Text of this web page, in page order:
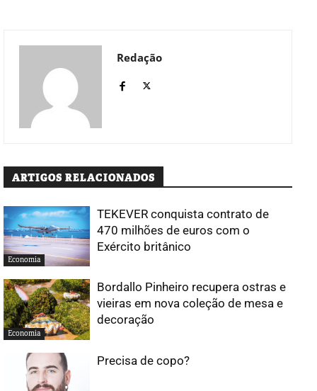
Redação
ARTIGOS RELACIONADOS
Economia
TEKEVER conquista contrato de
470 milhões de euros com o
Exército britânico
Economia
Bordallo Pinheiro recupera ostras e
vieiras em nova coleção de mesa e
decoração
Precisa de copo?